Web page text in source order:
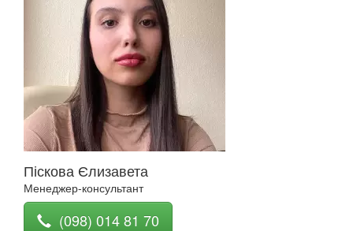
Піскова Єлизавета
Менеджер-консультант
(098) 014 81 70